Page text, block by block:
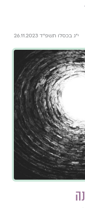
י"ג בכסלו תשפ"ד 26.11.2023